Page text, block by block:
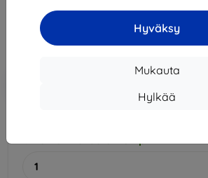
Hyväksy
Mukauta
Hylkää
13,42 €
Hinta ilman ALV:tä
Alennus kupongilla